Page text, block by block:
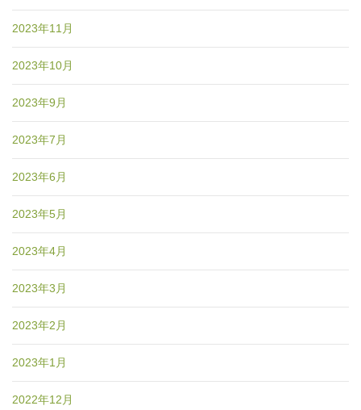
2023年11月
2023年10月
2023年9月
2023年7月
2023年6月
2023年5月
2023年4月
2023年3月
2023年2月
2023年1月
2022年12月